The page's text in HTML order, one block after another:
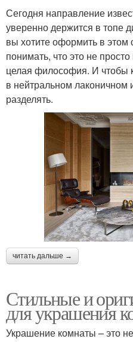
Сегодня направление
уверенно держится в топе
вы хотите оформить в этом
понимать, что это не
целая философия. И чтобы
в нейтральном лаконичном
разделять.
читать дальше →
Стильные и
для украшения
Украшение комнаты – это